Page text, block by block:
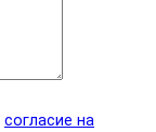
согласие на